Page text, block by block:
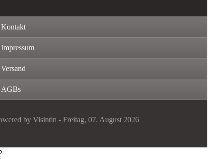
Kontakt
Impressum
Versand
AGBs
by Visintin - Freitag, 07. August 2026